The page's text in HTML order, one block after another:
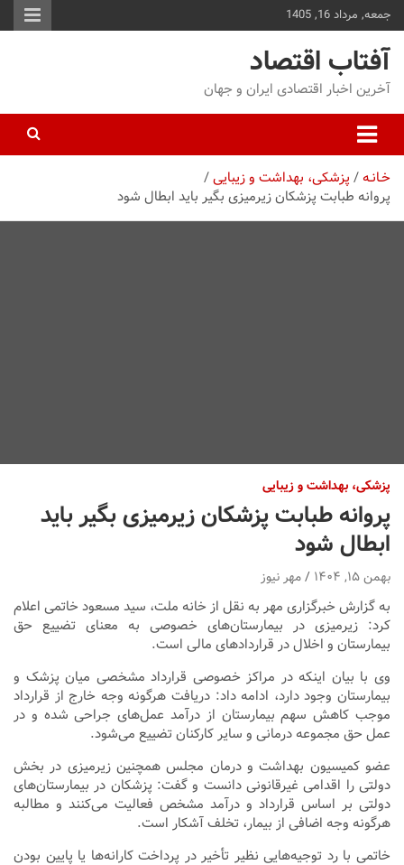
جمعه, مرداد 16, 1405
آفتاب اقتصاد
آخرین اخبار اقتصادی ایران و جهان
خـانـه پزشکی، بهداشت و زیبایی
پروانه طبابت پزشکان زیرمیزی بگیر باید ابطال شود
پزشکی، بهداشت و زیبایی
پروانه طبابت پزشکان زیرمیزی بگیر باید
ابطال شود
بهمن ۱۵, ۱۴۰۴ مهر نیوز
به گزارش خبرگزاری مهر به نقل از خانه ملت، سید مسعود خاتمی اعلام
کرد: زیرمیزی در بیمارستان‌های خصوصی به معنای تضییع حق
بیمارستان و اخلال در قراردادهای مالی است.
وی با بیان اینکه در مراکز خصوصی قرارداد مشخصی میان پزشک و
بیمارستان وجود دارد، ادامه داد: دریافت هرگونه وجه خارج از قرارداد
موجب کاهش سهم بیمارستان از درآمد عمل‌های جراحی شده و در
عمل حق مجموعه درمانی و سایر کارکنان تضییع می‌شود.
عضو کمیسیون بهداشت و درمان مجلس همچنین زیرمیزی در بخش
دولتی را اقدامی غیرقانونی دانست و گفت: پزشکان در بیمارستان‌های
دولتی بر اساس قرارداد و درآمد مشخص فعالیت می‌کنند و مطالبه
هرگونه وجه اضافی از بیمار، تخلف آشکار است.
خاتمی با رد توجیه‌هایی نظیر تأخیر در پرداخت کارانه‌ها یا پایین بودن